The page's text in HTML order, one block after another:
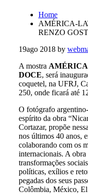
Home
AMÉRICA-
RENZO
19ago 2018 by
A mostra
DOCE, será
coquetel, na UFRJ,
250, onde ficará até
O fotógrafo
espírito da obra
Cortazar, propõe
nos últimos 40 anos,
colaborando com os
internacionais. A
transformações
políticas, exílios e
pegadas dos seus
Colômbia, México,